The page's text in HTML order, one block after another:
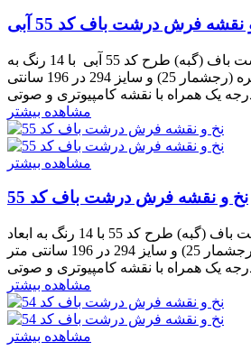
نقشه فرش درشت باف کد 55 آبی
نخ و نقشه فرش درشت باف (گبه) طرح کد 55 آبی با 14 رنگ به
ابعاد 1052 رج در 700 گره (رجشمار 25) و سایز 294 در 196 سانتی
یک همراه با نقشه کامپیوتری و صوتی
مشاهده بیشتر
مشاهده بیشتر
نخ و نقشه فرش درشت باف کد 55
نخ و نقشه فرش درشت باف (گبه) طرح کد 55 با 14 رنگ به ابعاد
1052 رج در 700 گره (رجشمار 25) و سایز 294 در 196 سانتی متر
یک همراه با نقشه کامپیوتری و صوتی
مشاهده بیشتر
مشاهده بیشتر